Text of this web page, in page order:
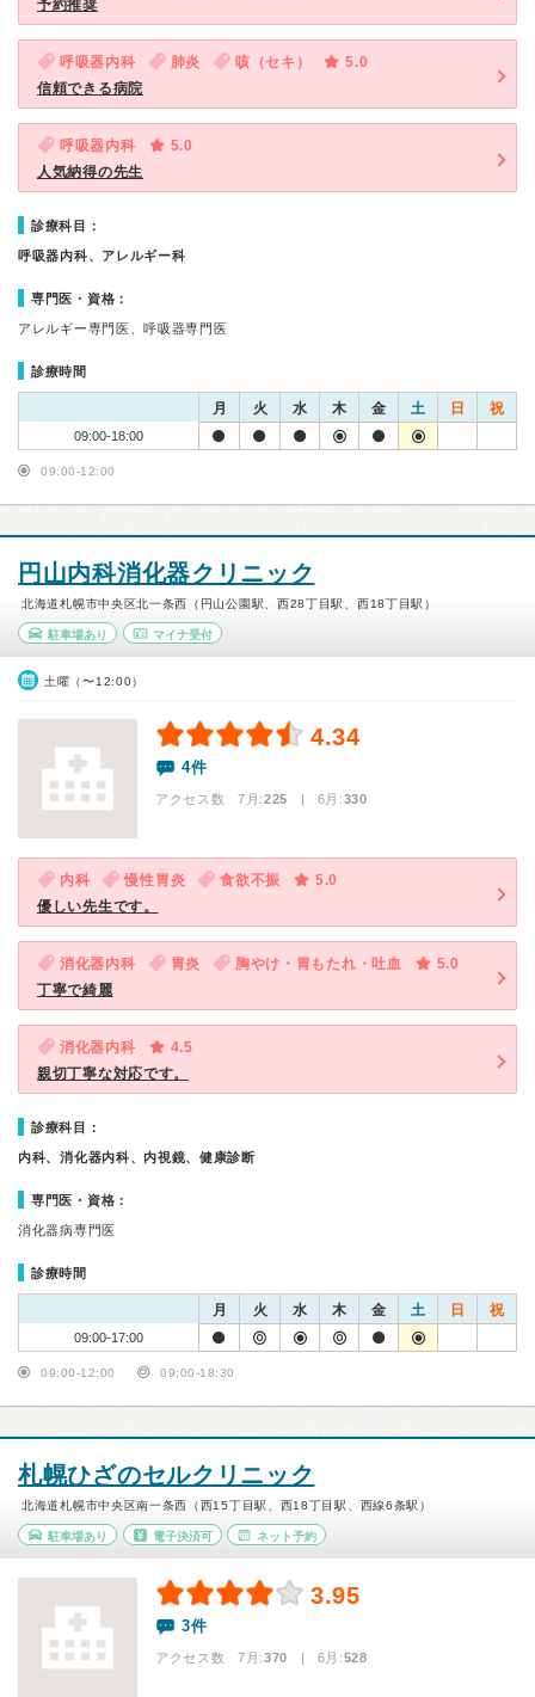
予約推奨
呼吸器内科 肺炎 咳（セキ）
5.0
信頼できる病院
呼吸器内科
5.0
人気納得の先生
診療科目：
呼吸器内科、アレルギー科
専門医・資格：
アレルギー専門医、呼吸器専門医
診療時間
月 火 水 木 金 土 日 祝
09:00-18:00
09:00-12:00
円山内科消化器クリニック
北海道札幌市中央区北一条西（円山公園駅、西28丁目駅、西18丁目駅）
駐車場あり マイナ受付
土曜（〜12:00）
4.34
4件
アクセス数 7月:225 | 6月:330
内科 慢性胃炎 食欲不振
5.0
優しい先生です。
消化器内科 胃炎 胸やけ・胃もたれ・吐血
5.0
丁寧で綺麗
消化器内科
4.5
親切丁寧な対応です。
診療科目：
内科、消化器内科、内視鏡、健康診断
専門医・資格：
消化器病専門医
診療時間
月 火 水 木 金 土 日 祝
09:00-17:00
09:00-12:00 09:00-18:30
札幌ひざのセルクリニック
北海道札幌市中央区南一条西（西15丁目駅、西18丁目駅、西線6条駅）
駐車場あり 電子決済可 ネット予約
3.95
3件
アクセス数 7月:370 | 6月:528